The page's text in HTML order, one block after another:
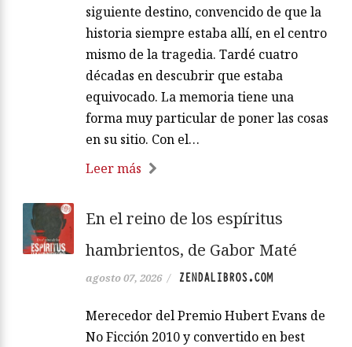
siguiente destino, convencido de que la
historia siempre estaba allí, en el centro
mismo de la tragedia. Tardé cuatro
décadas en descubrir que estaba
equivocado. La memoria tiene una
forma muy particular de poner las cosas
en su sitio. Con el…
Leer más
En el reino de los espíritus
hambrientos, de Gabor Maté
agosto 07, 2026 / ZENDALIBROS.COM
Merecedor del Premio Hubert Evans de
No Ficción 2010 y convertido en best